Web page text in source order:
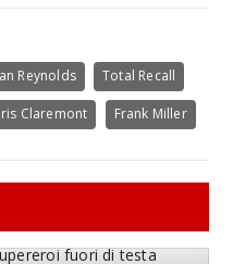
Reynolds Total Recall
Claremont Frank Miller